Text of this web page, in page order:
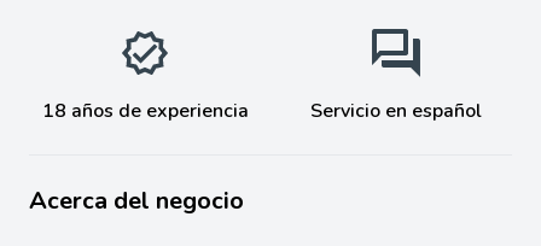
18 años de experiencia Servicio en español
Acerca del negocio